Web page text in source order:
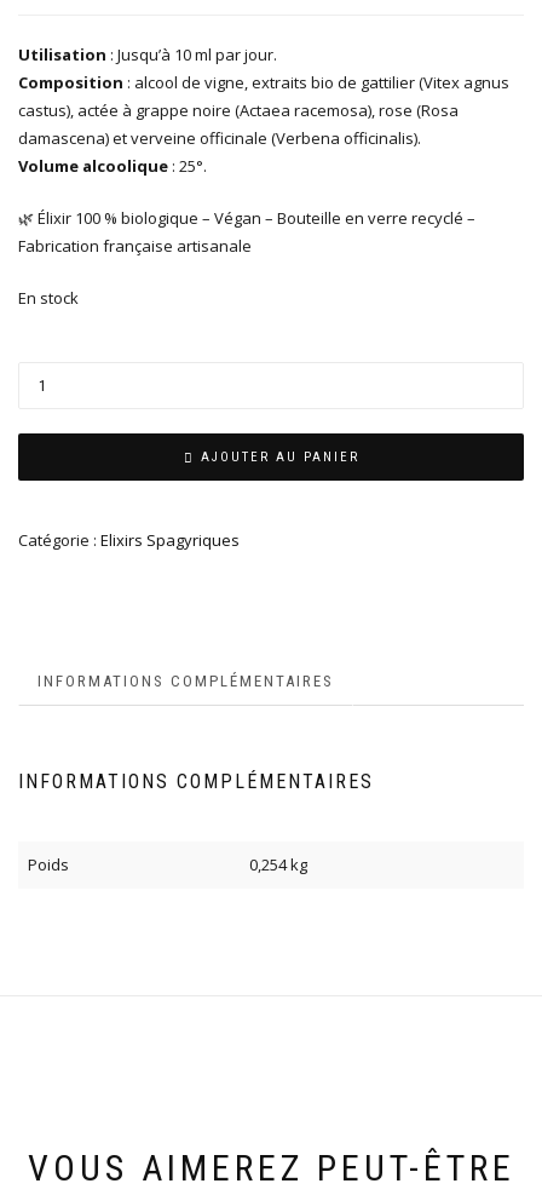
Utilisation : Jusqu’à 10 ml par jour.
Composition : alcool de vigne, extraits bio de gattilier (Vitex agnus
castus), actée à grappe noire (Actaea racemosa), rose (Rosa
damascena) et verveine officinale (Verbena officinalis).
Volume alcoolique : 25°.
🌿 Élixir 100 % biologique – Végan – Bouteille en verre recyclé –
Fabrication française artisanale
En stock
AJOUTER AU PANIER
Catégorie : Elixirs Spagyriques
INFORMATIONS COMPLÉMENTAIRES
INFORMATIONS COMPLÉMENTAIRES
Poids 0,254 kg
VOUS AIMEREZ PEUT-ÊTRE